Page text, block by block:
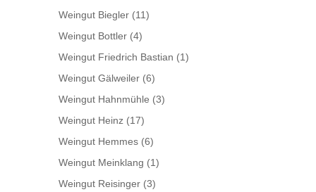
Weingut Biegler (11)
Weingut Bottler (4)
Weingut Friedrich Bastian (1)
Weingut Gälweiler (6)
Weingut Hahnmühle (3)
Weingut Heinz (17)
Weingut Hemmes (6)
Weingut Meinklang (1)
Weingut Reisinger (3)